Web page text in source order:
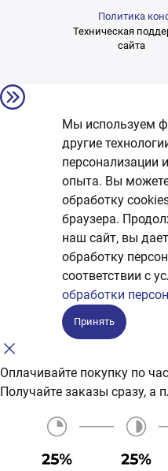
Политика
Техническая
сайта
Мы используем
другие
персонализации
опыта. Вы
обработку
браузера.
наш сайт, вы
обработку
соответствии с
обработки
Принять
Оплачивайте покупку по
Получайте заказы сразу, а